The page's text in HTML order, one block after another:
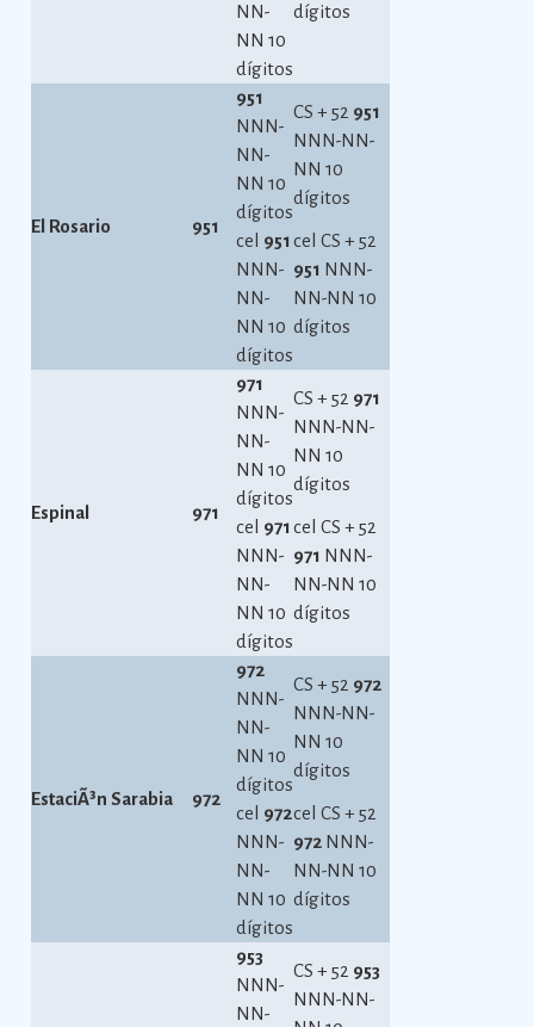
NN-
NN 10
dígitos
dígitos
El Rosario 951
951
NNN-
NN-
NN 10
dígitos
CS + 52 951
NNN-NN-
NN 10
dígitos
cel 951
NNN-
NN-
NN 10
dígitos
cel CS + 52
951 NNN-
NN-NN 10
dígitos
Espinal 971
971
NNN-
NN-
NN 10
dígitos
CS + 52 971
NNN-NN-
NN 10
dígitos
cel 971
NNN-
NN-
NN 10
dígitos
cel CS + 52
971 NNN-
NN-NN 10
dígitos
EstaciÃ³n Sarabia 972
972
NNN-
NN-
NN 10
dígitos
CS + 52 972
NNN-NN-
NN 10
dígitos
cel 972
NNN-
NN-
NN 10
dígitos
cel CS + 52
972 NNN-
NN-NN 10
dígitos
953
NNN-
NN-
CS + 52 953
NNN-NN-